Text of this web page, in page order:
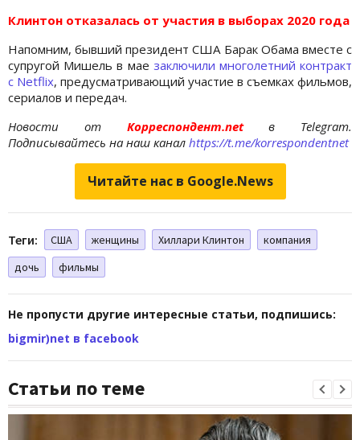
Клинтон отказалась от участия в выборах 2020 года
Напомним, бывший президент США Барак Обама вместе с
супругой Мишель в мае заключили многолетний контракт
с Netflix, предусматривающий участие в съемках фильмов,
сериалов и передач.
Новости отКорреспондент.netв Telegram.
Подписывайтесь на наш канал https://t.me/korrespondentnet
Читайте нас в Google.News
Теги: США женщины Хиллари Клинтон
компания
дочь
фильмы
Не пропусти другие интересные статьи, подпишись:
bigmir)net в facebook
Статьи по теме